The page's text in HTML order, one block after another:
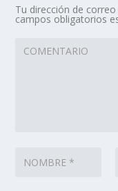
Tu dirección de
campos obligatorios